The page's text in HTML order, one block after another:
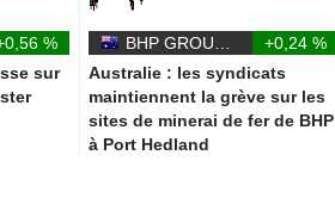
%
sur
+0,24 %
Australie : les syndicats
maintiennent la grève sur les
sites de minerai de fer de BHP
à Port Hedland